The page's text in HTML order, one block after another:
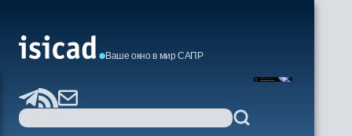
Ваше окно в мир САПР